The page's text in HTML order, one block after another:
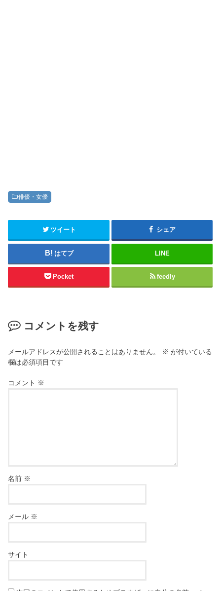
俳優・女優
ツイート シェア
はてブ LINE
Pocket feedly
コメントを残す
メールアドレスが公開されることはありません。 ※ が付いている
欄は必須項目です
コメント ※
名前 ※
メール ※
サイト